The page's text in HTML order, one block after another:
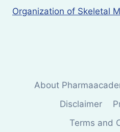
Organization of Skeletal
About
Disclaimer
Terms and